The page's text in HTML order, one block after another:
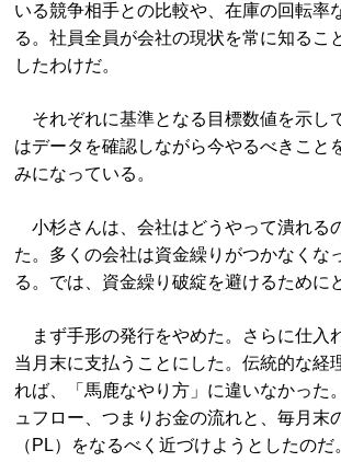
いる競争相手との比較や、在庫の回転率
る。社員全員が会社の現状を常に知るこ
したわけだ。
それぞれに基準となる目標数値を示し
はデータを確認しながら今やるべきこと
みになっている。
小杉さんは、会社はどうやって潰れる
た。多くの会社は資金繰りがつかなくな
る。では、資金繰り破綻を避けるために
まず手形の発行をやめた。さらに仕入
当月末に支払うことにした。伝統的な経
れば、「馬鹿なやり方」に違いなかった
ュフロー、つまりお金の流れと、毎月末
（PL）をなるべく近づけようとしたの